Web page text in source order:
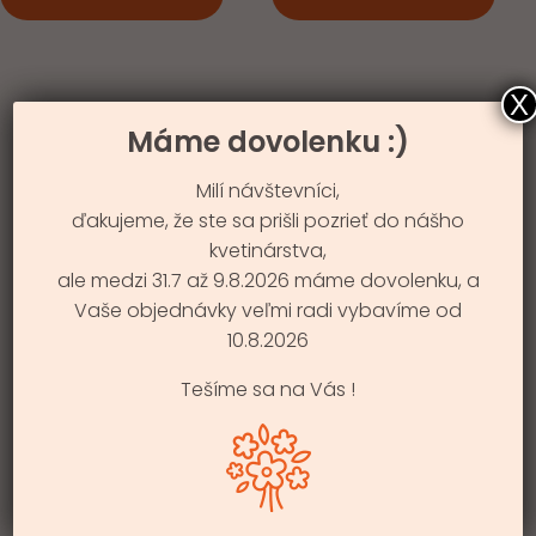
49.99 €.
44.99 €.
Máme dovolenku :)
Milí návštevníci,
ďakujeme, že ste sa prišli pozrieť do nášho
kvetinárstva,
ale medzi 31.7 až 9.8.2026 máme dovolenku, a
Vaše objednávky veľmi radi vybavíme od
10.8.2026
Tešíme sa na Vás !
X